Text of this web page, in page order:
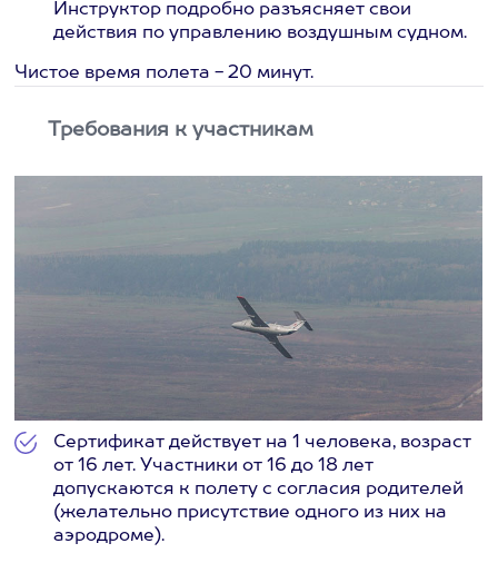
Инструктор подробно разъясняет свои
действия по управлению воздушным судном.
Чистое время полета - 20 минут.
Требования к участникам
Сертификат действует на 1 человека, возраст
от 16 лет. Участники от 16 до 18 лет
допускаются к полету с согласия родителей
(желательно присутствие одного из них на
аэродроме).